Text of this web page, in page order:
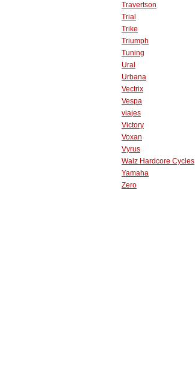
Travertson
Trial
Trike
Triumph
Tuning
Ural
Urbana
Vectrix
Vespa
viajes
Victory
Voxan
Vyrus
Walz Hardcore Cycles
Yamaha
Zero